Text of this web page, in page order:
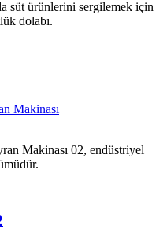
süt ürünlerini sergilemek için
dolabı.
Makinası
Makinası 02, endüstriyel